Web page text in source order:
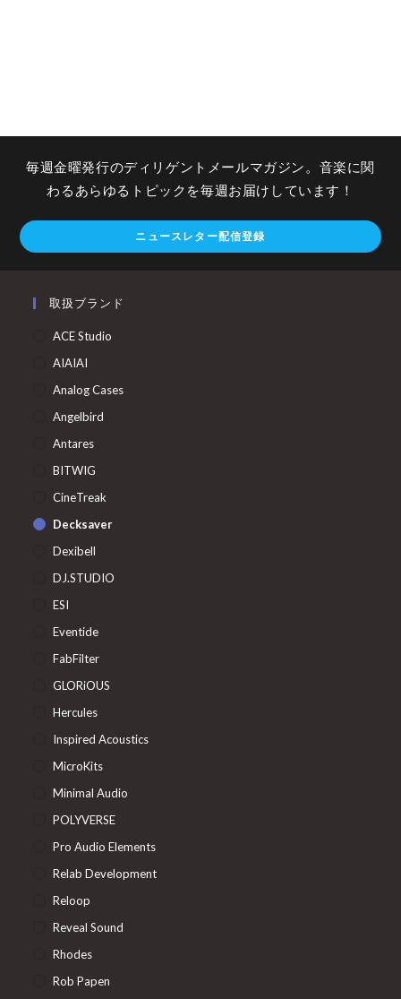
毎週金曜発行のディリゲントメールマガジン。音楽に関
わるあらゆるトピックを毎週お届けしています！
ニュースレター配信登録
取扱ブランド
ACE Studio
AIAIAI
Analog Cases
Angelbird
Antares
BITWIG
CineTreak
Decksaver
Dexibell
DJ.STUDIO
ESI
Eventide
FabFilter
GLORiOUS
Hercules
Inspired Acoustics
MicroKits
Minimal Audio
POLYVERSE
Pro Audio Elements
Relab Development
Reloop
Reveal Sound
Rhodes
Rob Papen